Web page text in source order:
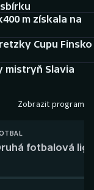
m získala na
Cupu Finsko
mistryň Slavia
Zobrazit program
fotbalová